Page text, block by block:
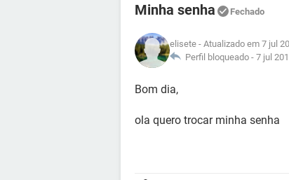
Minha senha Fechado
elisete - Atualizado em 7 jul
Perfil bloqueado - 7 jul
Bom dia,
ola quero trocar minha senha